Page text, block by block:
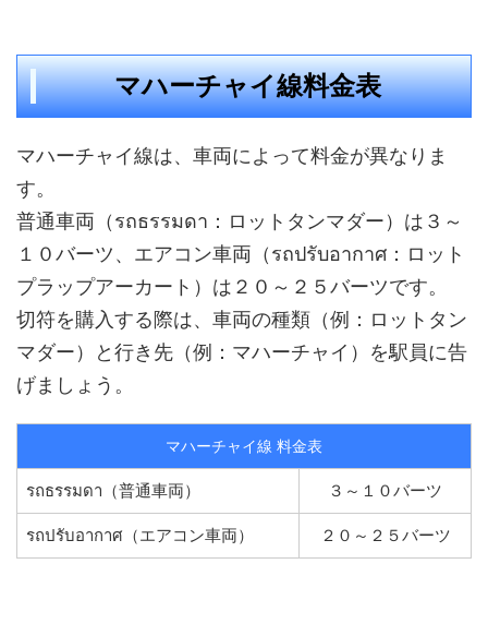
マハーチャイ線料金表
マハーチャイ線は、車両によって料金が異なりま
す。
普通車両（รถธรรมดา：ロットタンマダー）は３～
１０バーツ、エアコン車両（รถปรับอากาศ：ロット
プラップアーカート）は２０～２５バーツです。
切符を購入する際は、車両の種類（例：ロットタン
マダー）と行き先（例：マハーチャイ）を駅員に告
げましょう。
マハーチャイ線 料金表
รถธรรมดา（普通車両） ３～１０バーツ
รถปรับอากาศ（エアコン車両） ２０～２５バーツ